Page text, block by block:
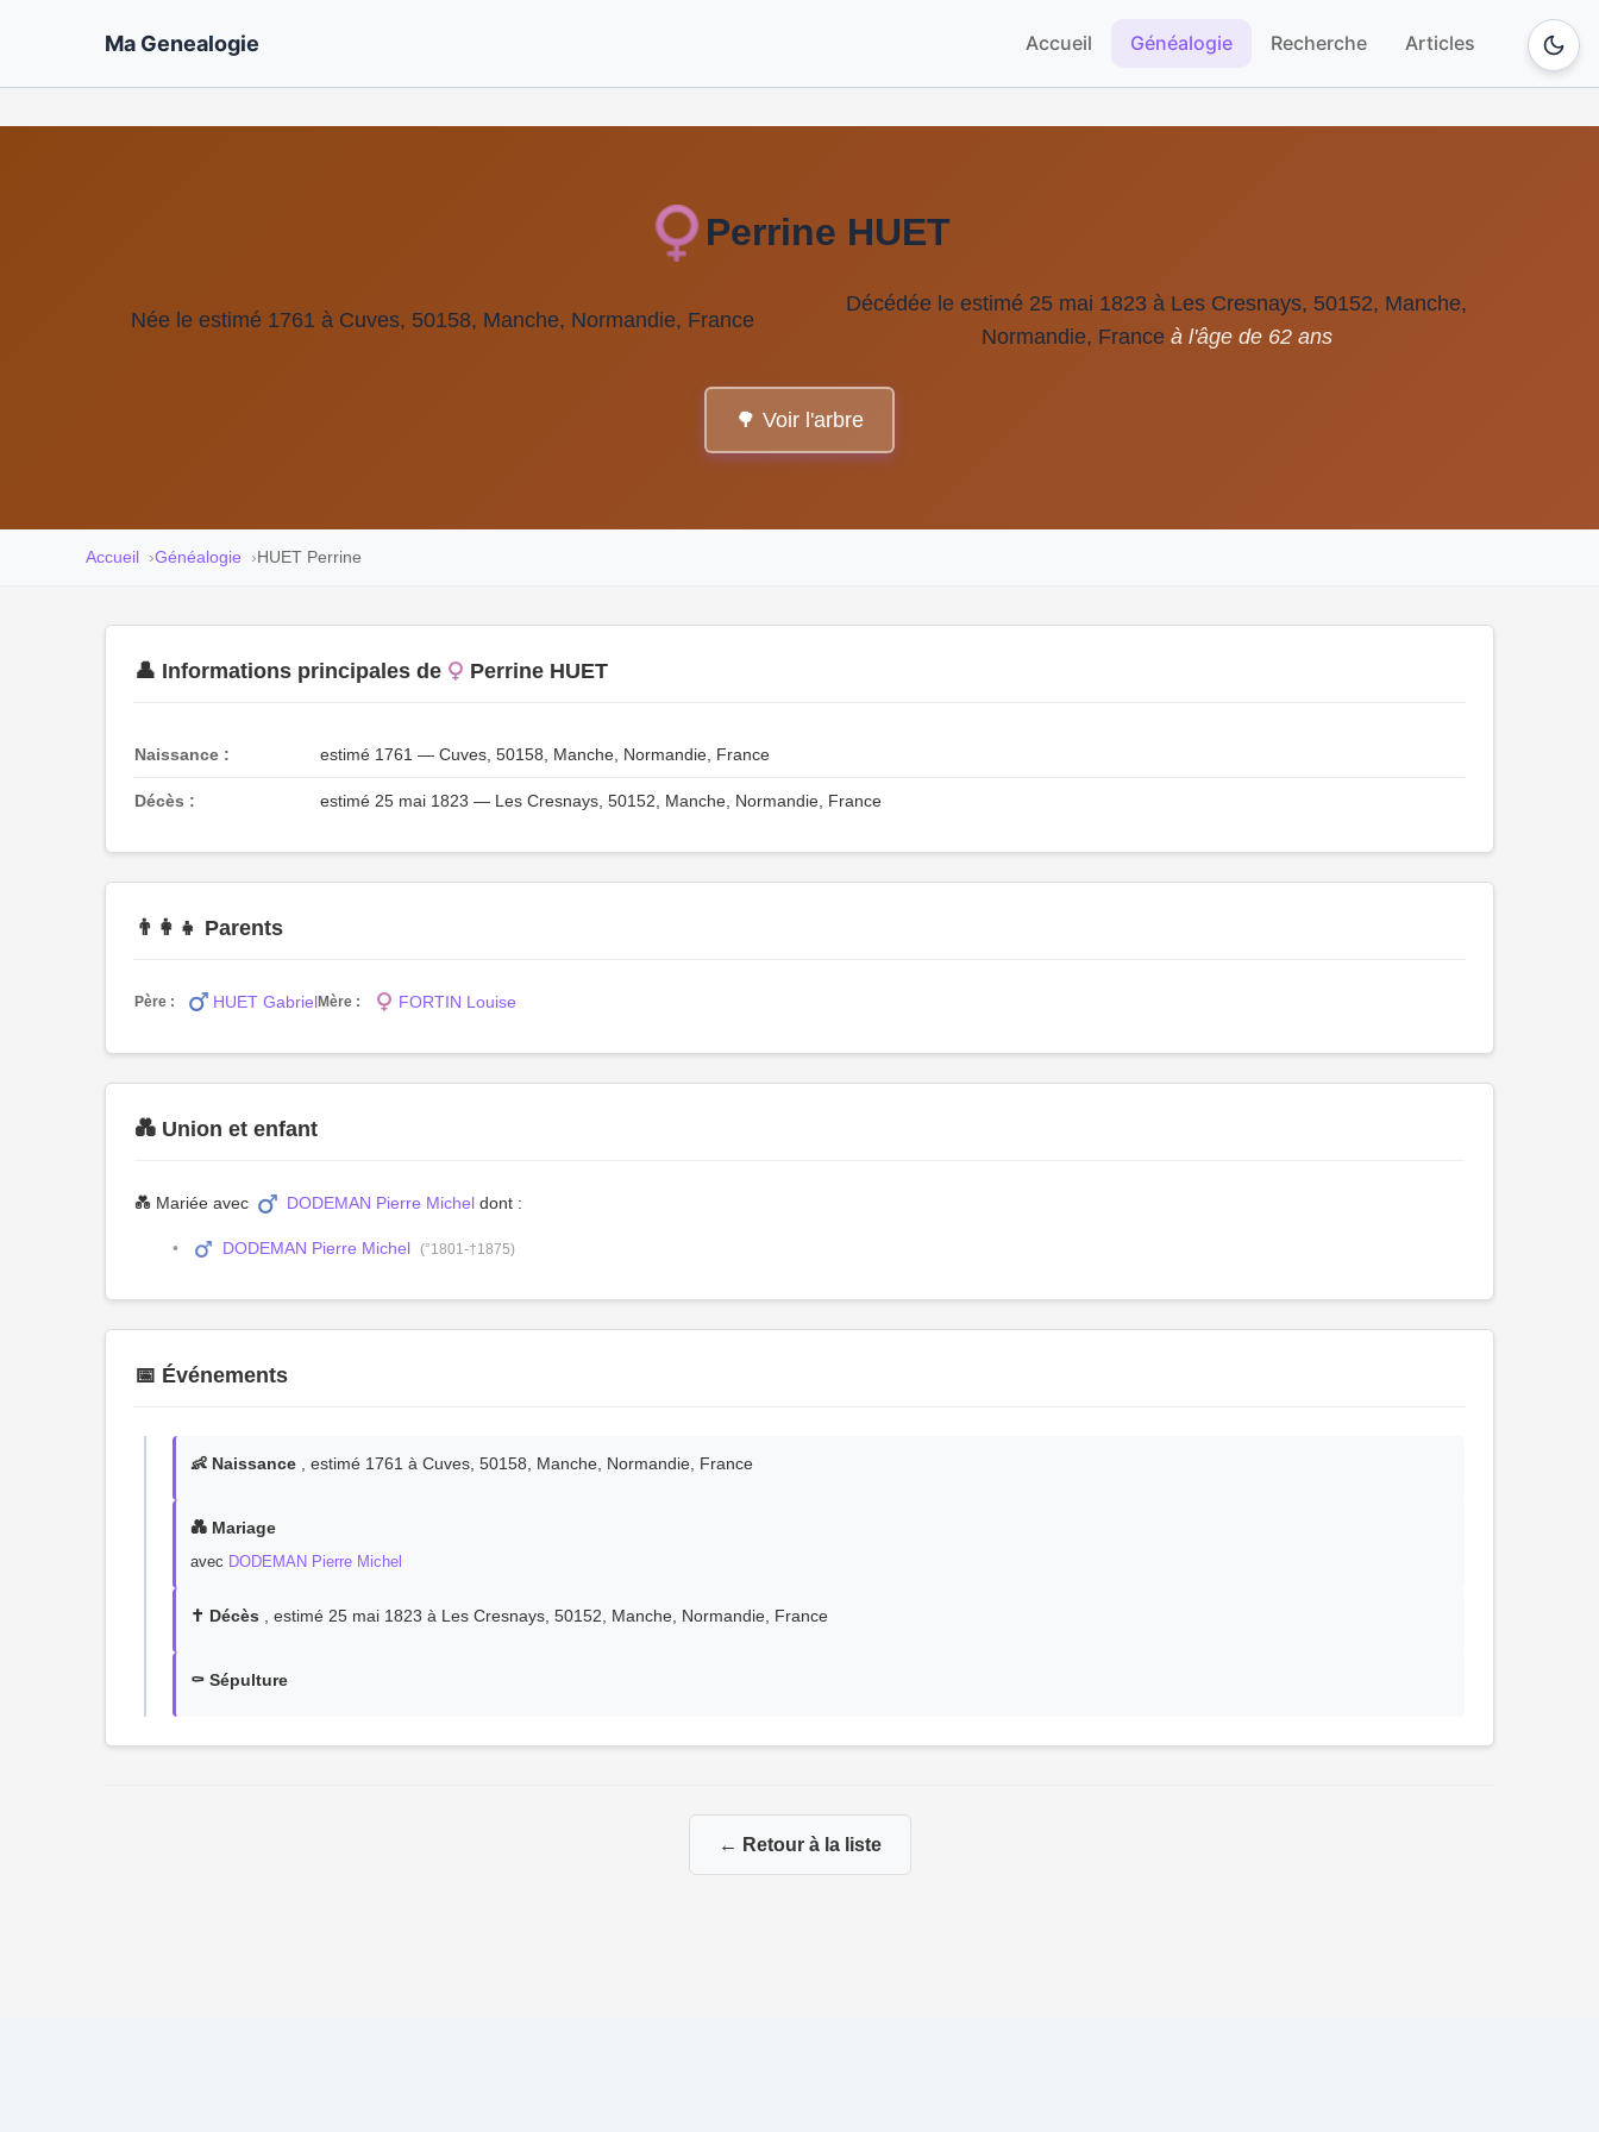
Ma Genealogie Accueil Généalogie Recherche Articles
Perrine HUET
Née le estimé 1761 à Cuves, 50158, Manche, Normandie, France
Décédée le estimé 25 mai 1823 à Les Cresnays, 50152, Manche,
Normandie, France à l'âge de 62 ans
🌳 Voir l'arbre
Accueil Généalogie HUET Perrine
👤 Informations principales de Perrine HUET
Naissance : estimé 1761 — Cuves, 50158, Manche, Normandie, France
Décès : estimé 25 mai 1823 — Les Cresnays, 50152, Manche, Normandie, France
👨‍👩‍👧 Parents
Père : HUET GabrielMère : FORTIN Louise
💑 Union et enfant
💑 Mariée avec DODEMAN Pierre Michel dont :
DODEMAN Pierre Michel (°1801-†1875)
📅 Événements
👶 Naissance , estimé 1761 à Cuves, 50158, Manche, Normandie, France
💑 Mariage
avec DODEMAN Pierre Michel
✝️ Décès , estimé 25 mai 1823 à Les Cresnays, 50152, Manche, Normandie, France
⚰️ Sépulture
← Retour à la liste